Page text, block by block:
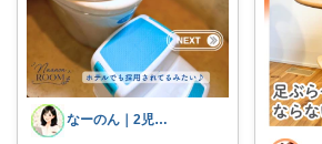
なーのん｜2児ワーママ＊育児/時短